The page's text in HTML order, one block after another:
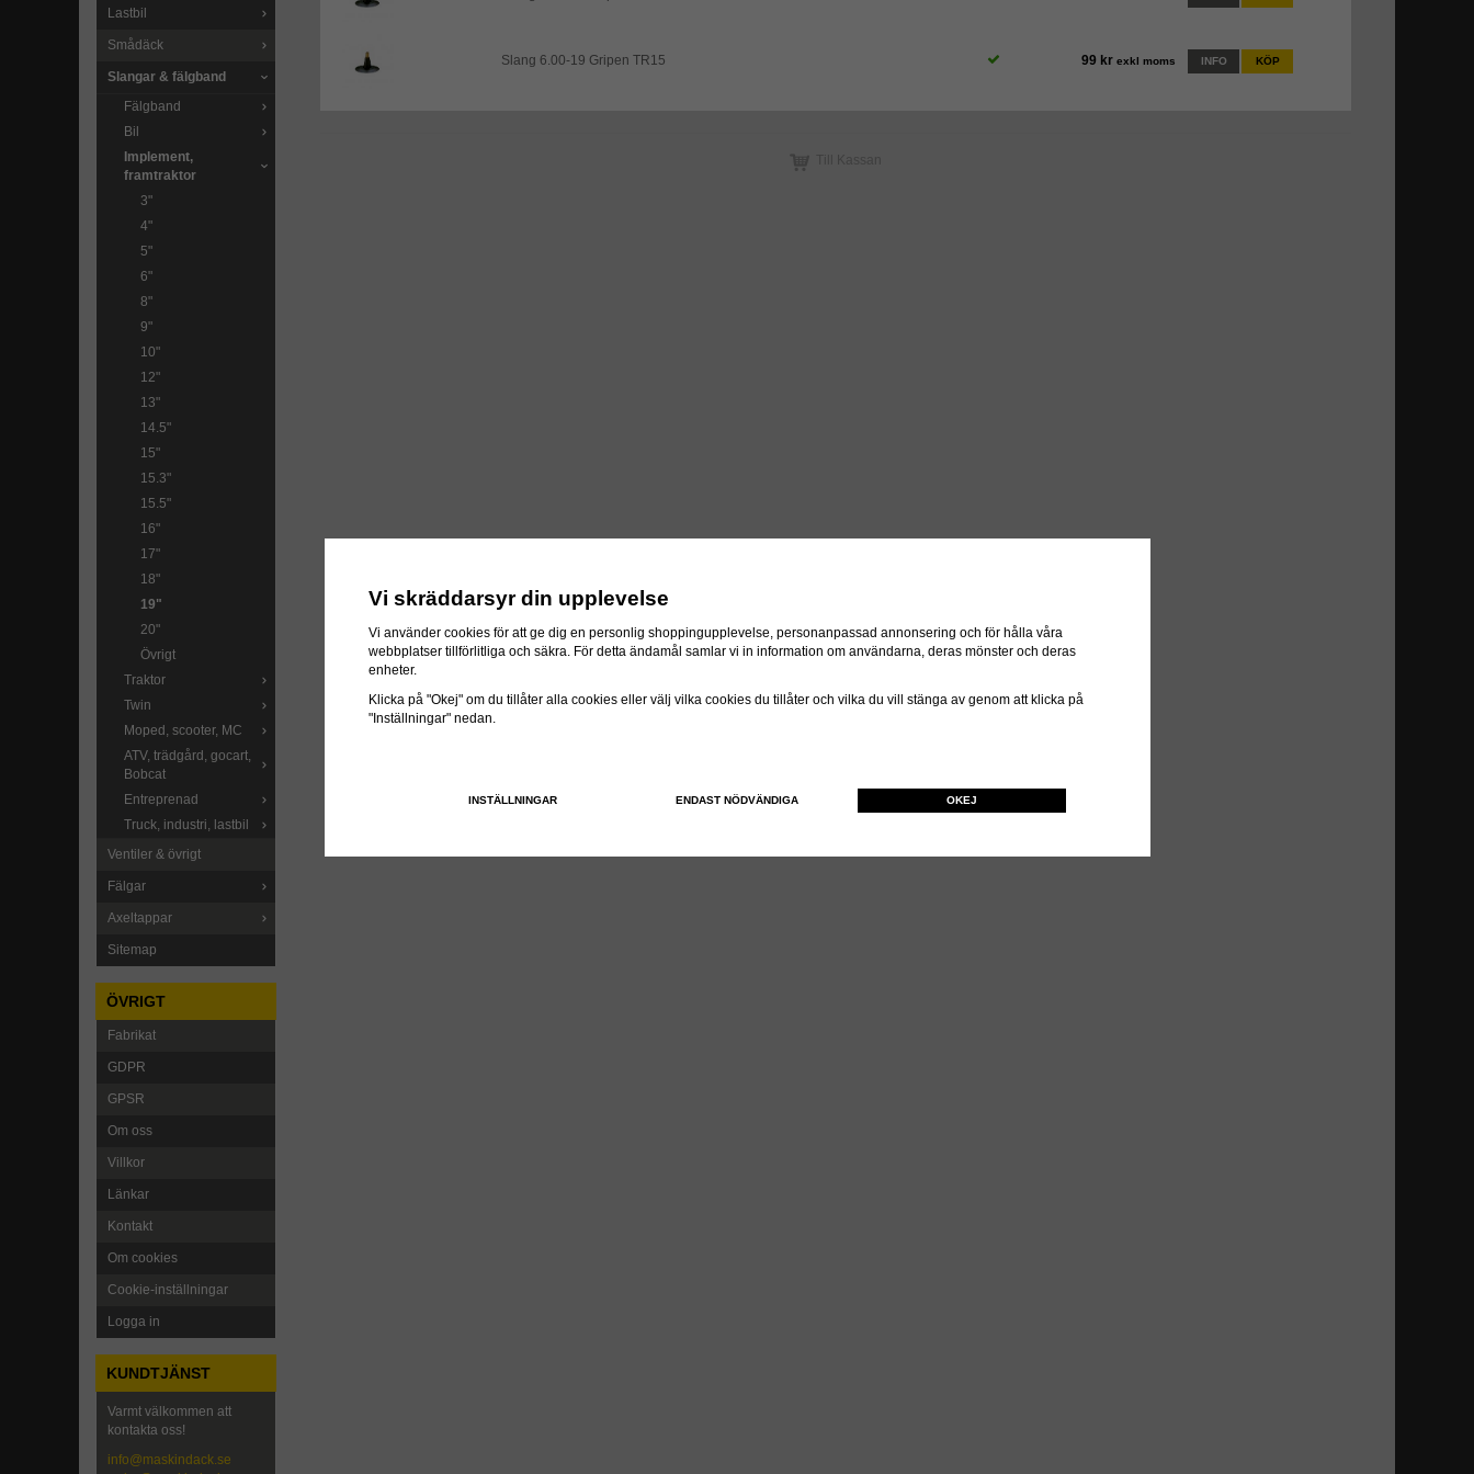
Lastbil
Smådäck
Slangar & fälgband
Fälgband
Bil
Implement,
framtraktor
3"
4"
5"
6"
8"
9"
10"
12"
13"
14.5"
15"
15.3"
15.5"
16"
17"
18"
19"
20"
Övrigt
Traktor
Twin
Moped, scooter, MC
ATV, trädgård, gocart,
Bobcat
Entreprenad
Truck, industri, lastbil
Ventiler & övrigt
Fälgar
Axeltappar
Sitemap
ÖVRIGT
Fabrikat
GDPR
GPSR
Om oss
Villkor
Länkar
Kontakt
Om cookies
Cookie-inställningar
Logga in
KUNDTJÄNST
Varmt välkommen att
kontakta oss!
info@maskindack.se
Slang 6.00-19 Gripen TR15 99 kr exkl moms INFO KÖP
Vi skräddarsyr din upplevelse
Vi använder cookies för att ge dig en personlig shoppingupplevelse, personanpassad annonsering och för hålla våra
webbplatser tillförlitliga och säkra. För detta ändamål samlar vi in information om användarna, deras mönster och deras
enheter.
Klicka på "Okej" om du tillåter alla cookies eller välj vilka cookies du tillåter och vilka du vill stänga av genom att klicka på
"Inställningar" nedan.
INSTÄLLNINGAR ENDAST NÖDVÄNDIGA OKEJ